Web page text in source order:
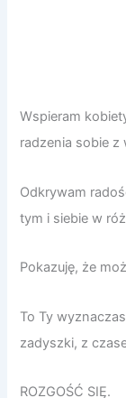
Wspieram
radzenia sobie
Odkrywam
tym i siebie w
Pokazuję, że
To Ty
zadyszki, z
ROZGOŚĆ SIĘ.